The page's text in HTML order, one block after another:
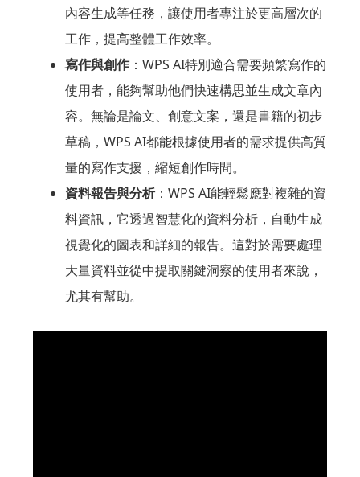
內容生成等任務，讓使用者專注於更高層次的
工作，提高整體工作效率。
寫作與創作：WPS AI特別適合需要頻繁寫作的
使用者，能夠幫助他們快速構思並生成文章內
容。無論是論文、創意文案，還是書籍的初步
草稿，WPS AI都能根據使用者的需求提供高質
量的寫作支援，縮短創作時間。
資料報告與分析：WPS AI能輕鬆應對複雜的資
料資訊，它透過智慧化的資料分析，自動生成
視覺化的圖表和詳細的報告。這對於需要處理
大量資料並從中提取關鍵洞察的使用者來說，
尤其有幫助。